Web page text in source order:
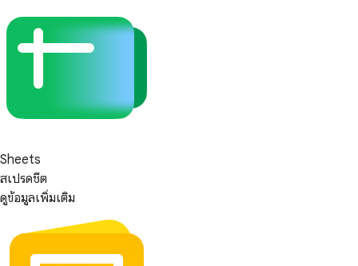
Sheets
สเปรดชีต
ดูข้อมูลเพิ่มเติม